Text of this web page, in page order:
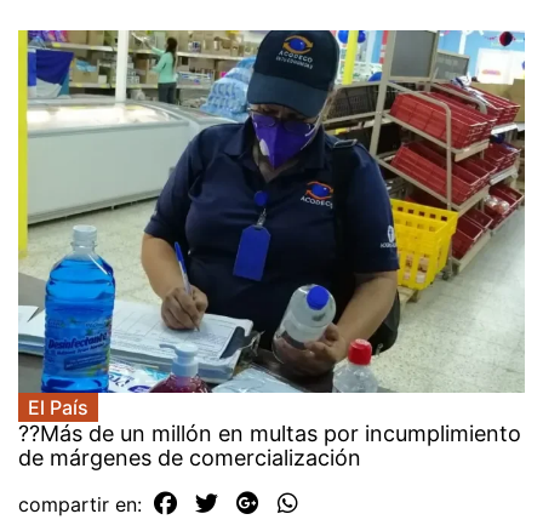
El País
??Más de un millón en multas por incumplimiento
de márgenes de comercialización
compartir en: